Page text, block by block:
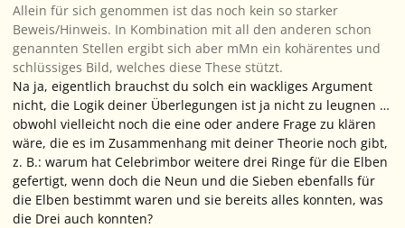
Allein für sich genommen ist das noch kein so starker
Beweis/Hinweis. In Kombination mit all den anderen schon
genannten Stellen ergibt sich aber mMn ein kohärentes und
schlüssiges Bild, welches diese These stützt.
Na ja, eigentlich brauchst du solch ein wackliges Argument
nicht, die Logik deiner Überlegungen ist ja nicht zu leugnen …
obwohl vielleicht noch die eine oder andere Frage zu klären
wäre, die es im Zusammenhang mit deiner Theorie noch gibt,
z. B.: warum hat Celebrimbor weitere drei Ringe für die Elben
gefertigt, wenn doch die Neun und die Sieben ebenfalls für
die Elben bestimmt waren und sie bereits alles konnten, was
die Drei auch konnten?